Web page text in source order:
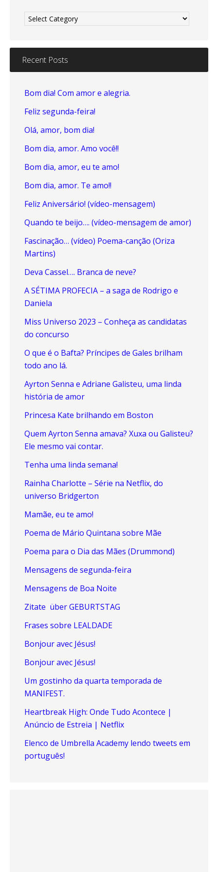
Recent Posts
Bom dia! Com amor e alegria.
Feliz segunda-feira!
Olá, amor, bom dia!
Bom dia, amor. Amo você!!
Bom dia, amor, eu te amo!
Bom dia, amor. Te amo!!
Feliz Aniversário! (vídeo-mensagem)
Quando te beijo…. (vídeo-mensagem de amor)
Fascinação… (vídeo) Poema-canção (Oriza
Martins)
Deva Cassel…. Branca de neve?
A SÉTIMA PROFECIA – a saga de Rodrigo e
Daniela
Miss Universo 2023 – Conheça as candidatas
do concurso
O que é o Bafta? Príncipes de Gales brilham
todo ano lá.
Ayrton Senna e Adriane Galisteu, uma linda
história de amor
Princesa Kate brilhando em Boston
Quem Ayrton Senna amava? Xuxa ou Galisteu?
Ele mesmo vai contar.
Tenha uma linda semana!
Rainha Charlotte – Série na Netflix, do
universo Bridgerton
Mamãe, eu te amo!
Poema de Mário Quintana sobre Mãe
Poema para o Dia das Mães (Drummond)
Mensagens de segunda-feira
Mensagens de Boa Noite
Zitate über GEBURTSTAG
Frases sobre LEALDADE
Bonjour avec Jésus!
Bonjour avec Jésus!
Um gostinho da quarta temporada de
MANIFEST.
Heartbreak High: Onde Tudo Acontece |
Anúncio de Estreia | Netflix
Elenco de Umbrella Academy lendo tweets em
português!